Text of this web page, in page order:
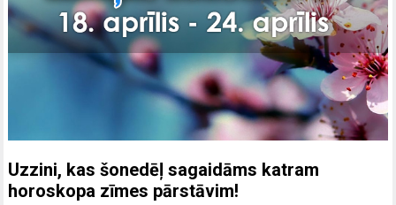
Uzzini, kas šonedēļ sagaidāms katram
horoskopa zīmes pārstāvim!